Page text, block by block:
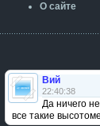
О сайте
Вий
22:40:38
Да ничего
все такие